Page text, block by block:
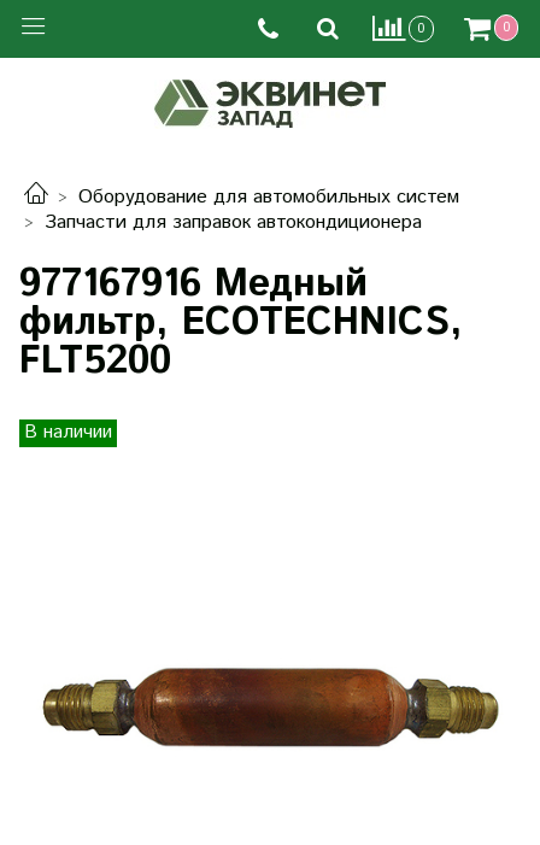
0 0
Оборудование для автомобильных систем
Запчасти для заправок автокондиционера
977167916 Медный
фильтр, ECOTECHNICS,
FLT5200
В наличии